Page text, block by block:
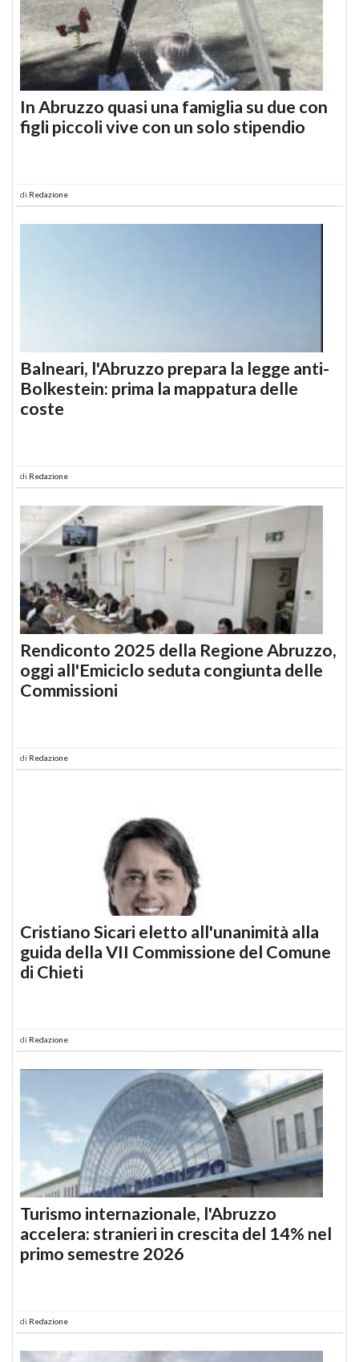
In Abruzzo quasi una famiglia su due con
figli piccoli vive con un solo stipendio
di Redazione
Balneari, l'Abruzzo prepara la legge anti-
Bolkestein: prima la mappatura delle
coste
di Redazione
Rendiconto 2025 della Regione Abruzzo,
oggi all'Emiciclo seduta congiunta delle
Commissioni
di Redazione
Cristiano Sicari eletto all'unanimità alla
guida della VII Commissione del Comune
di Chieti
di Redazione
Turismo internazionale, l'Abruzzo
accelera: stranieri in crescita del 14% nel
primo semestre 2026
di Redazione